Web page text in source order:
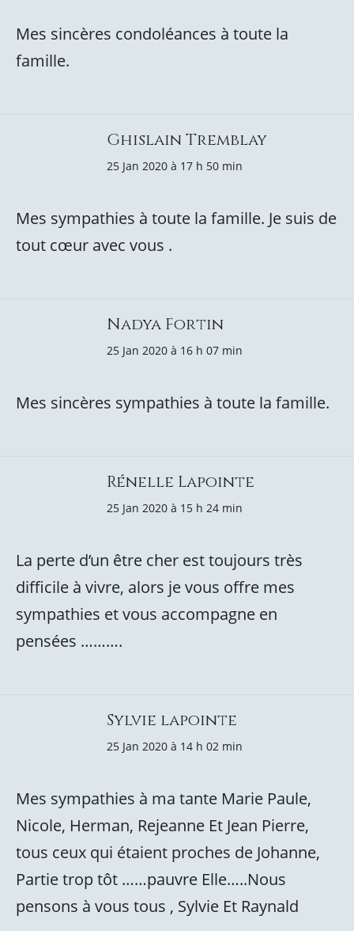
Mes sincères condoléances à toute la
famille.
Ghislain Tremblay
25 Jan 2020 à 17 h 50 min
Mes sympathies à toute la famille. Je suis de
tout cœur avec vous .
Nadya Fortin
25 Jan 2020 à 16 h 07 min
Mes sincères sympathies à toute la famille.
Rénelle Lapointe
25 Jan 2020 à 15 h 24 min
La perte d’un être cher est toujours très
difficile à vivre, alors je vous offre mes
sympathies et vous accompagne en
pensées ……….
Sylvie lapointe
25 Jan 2020 à 14 h 02 min
Mes sympathies à ma tante Marie Paule,
Nicole, Herman, Rejeanne Et Jean Pierre,
tous ceux qui étaient proches de Johanne,
Partie trop tôt ……pauvre Elle…..Nous
pensons à vous tous , Sylvie Et Raynald